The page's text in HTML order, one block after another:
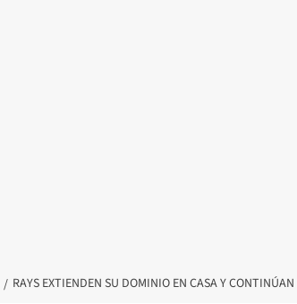
RAYS EXTIENDEN SU DOMINIO EN CASA Y